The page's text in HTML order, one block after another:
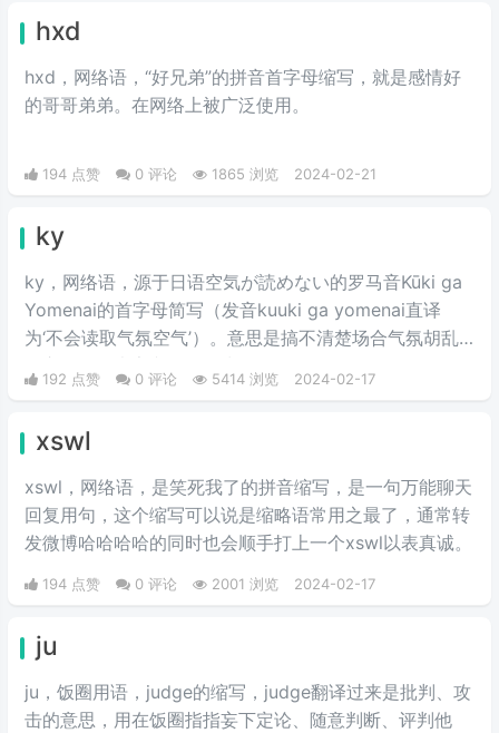
hxd
hxd，网络语，“好兄弟”的拼音首字母缩写，就是感情好
的哥哥弟弟。在网络上被广泛使用。
194 点赞 0 评论 1865 浏览 2024-02-21
ky
ky，网络语，源于日语空気が読めない的罗马音Kūki ga
Yomenai的首字母简写（发音kuuki ga yomenai直译
为‘不会读取气氛空气’）。意思是搞不清楚场合气氛胡乱
192 点赞 0 评论 5414 浏览 2024-02-17
xswl
xswl，网络语，是笑死我了的拼音缩写，是一句万能聊天
回复用句，这个缩写可以说是缩略语常用之最了，通常转
发微博哈哈哈哈的同时也会顺手打上一个xswl以表真诚。
194 点赞 0 评论 2001 浏览 2024-02-17
ju
ju，饭圈用语，judge的缩写，judge翻译过来是批判、攻
击的意思，用在饭圈指指妄下定论、随意判断、评判他